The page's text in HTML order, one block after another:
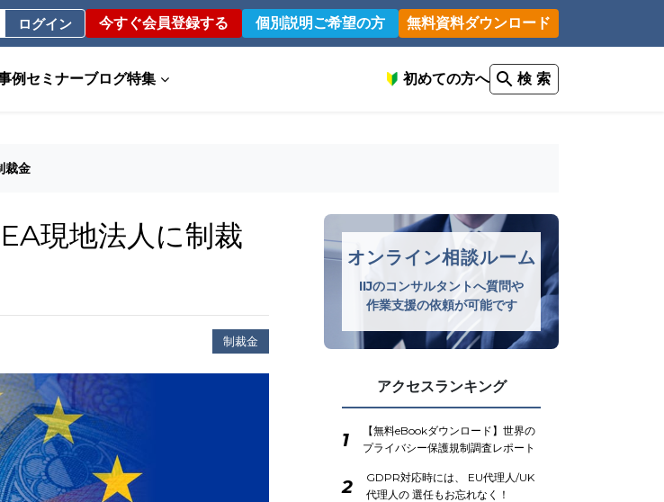
ログイン 今すぐ会員登録する 個別説明ご希望の方 無料資料ダウンロード
例 セミナーブログ特集 初めての方へ 検 索
裁金
現地法人に制裁
制裁金
オンライン相談ルーム
IIJのコンサルタントへ質問や
作業支援の依頼が可能です
アクセスランキング
1
【無料eBookダウンロード】世界の
プライバシー保護規制調査レポート
2
GDPR対応時には、 EU代理人/UK
代理人の 選任もお忘れなく！